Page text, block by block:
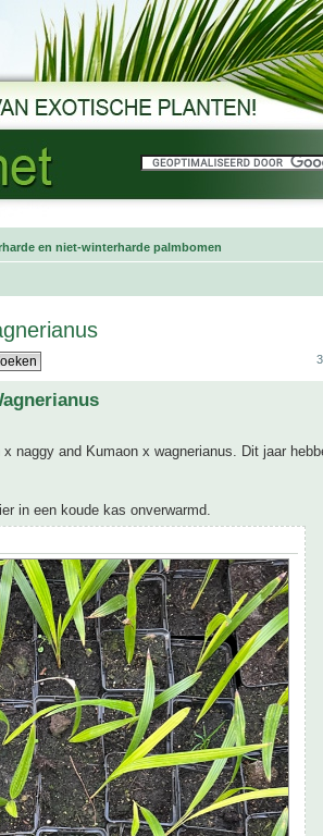
en niet-winterharde palmbomen
naggy and Kumaon x wagnerianus. Dit jaar
in een koude kas onverwarmd.